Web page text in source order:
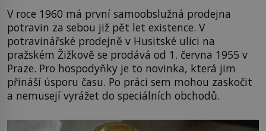
V roce 1960 má první samoobslužná prodejna
potravin za sebou již pět let existence. V
potravinářské prodejně v Husitské ulici na
pražském Žižkově se prodává od 1. června 1955 v
Praze. Pro hospodyňky je to novinka, která jim
přináší úsporu času. Po práci sem mohou zaskočit
a nemusejí vyrážet do speciálních obchodů.